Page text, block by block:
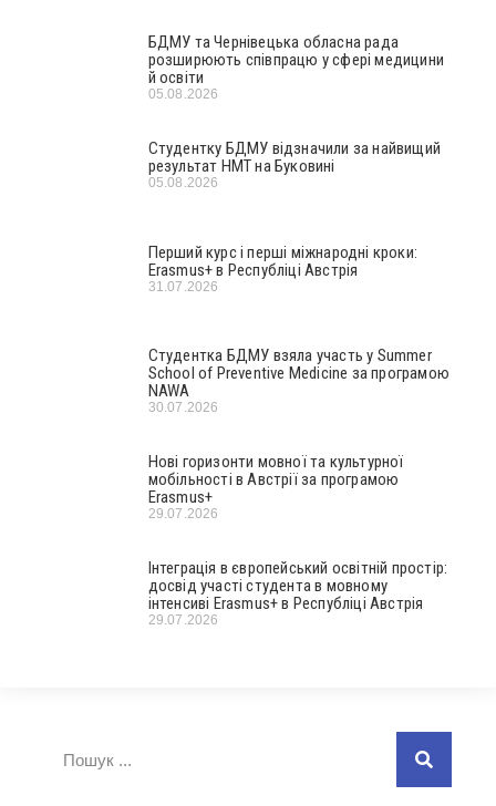
БДМУ та Чернівецька обласна рада
розширюють співпрацю у сфері медицини
й освіти
05.08.2026
Студентку БДМУ відзначили за найвищий
результат НМТ на Буковині
05.08.2026
Перший курс і перші міжнародні кроки:
Erasmus+ в Республіці Австрія
31.07.2026
Студентка БДМУ взяла участь у Summer
School of Preventive Medicine за програмою
NAWA
30.07.2026
Нові горизонти мовної та культурної
мобільності в Австрії за програмою
Erasmus+
29.07.2026
Інтеграція в європейський освітній простір:
досвід участі студента в мовному
інтенсиві Erasmus+ в Республіці Австрія
29.07.2026